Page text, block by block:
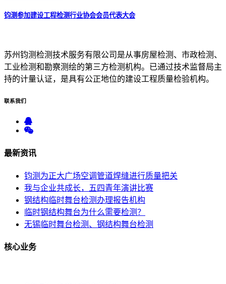
钧测参加建设工程检测行业协会会员代表大会
苏州钧测检测技术服务有限公司是从事房屋检测、市政检测、
工业检测和勘察测绘的第三方检测机构。已通过技术监督局主
持的计量认证，是具有公正地位的建设工程质量检验机构。
联系我们
最新资讯
钧测为正大广场空调管道焊缝进行质量把关
我与企业共成长，五四青年演讲比赛
钢结构临时舞台检测办理报告机构
临时钢结构舞台为什么需要检测？
无锡临时舞台检测、钢结构舞台检测
核心业务